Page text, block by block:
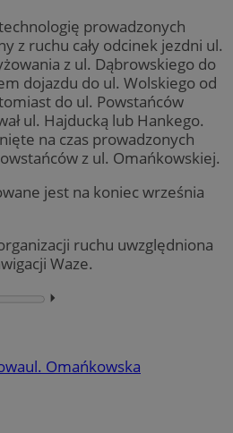
prowadzonych
z ruchu cały odcinek jezdni ul.
z ul. Dąbrowskiego do
dojazdu do ul. Wolskiego od
do ul. Powstańców
ul. Hajducką lub Hankego.
na czas prowadzonych
z ul. Omańkowskiej.
jest na koniec września
ruchu uwzględniona
Waze.
⏵︎
ul. Omańkowska